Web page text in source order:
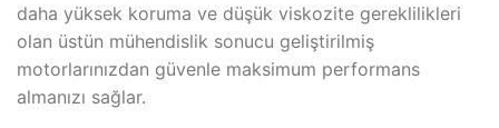
daha yüksek koruma ve düşük viskozite gereklilikleri
olan üstün mühendislik sonucu geliştirilmiş
motorlarınızdan güvenle maksimum performans
almanızı sağlar.